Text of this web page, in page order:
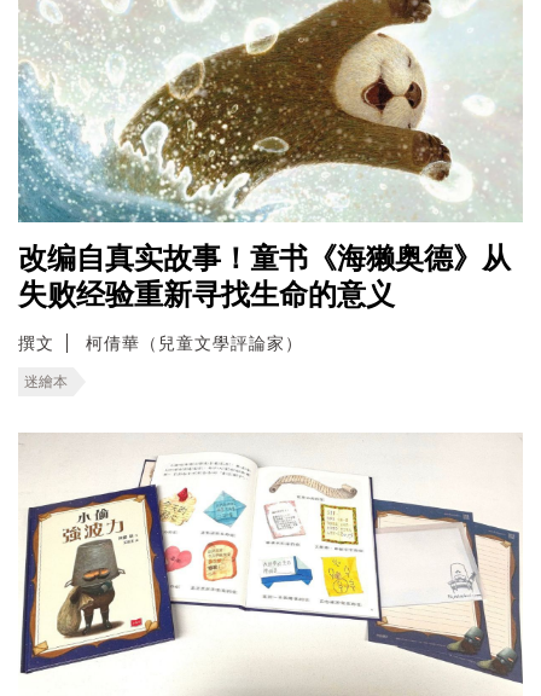
改编自真实故事！童书《海獭奥德》从
失败经验重新寻找生命的意义
撰文 柯倩華（兒童文學評論家）
迷繪本